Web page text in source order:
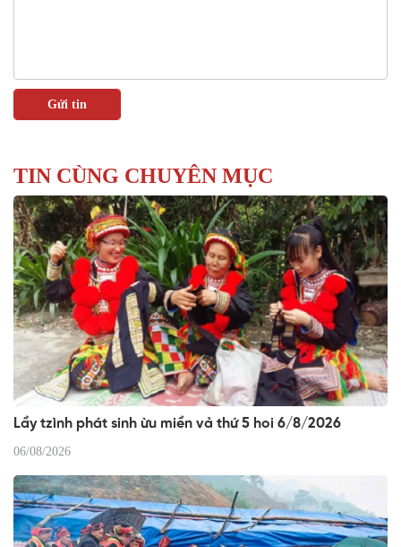
TIN CÙNG CHUYÊN MỤC
Lầy tzình phát sinh ừu miền vả thứ 5 hoi 6/8/2026
06/08/2026